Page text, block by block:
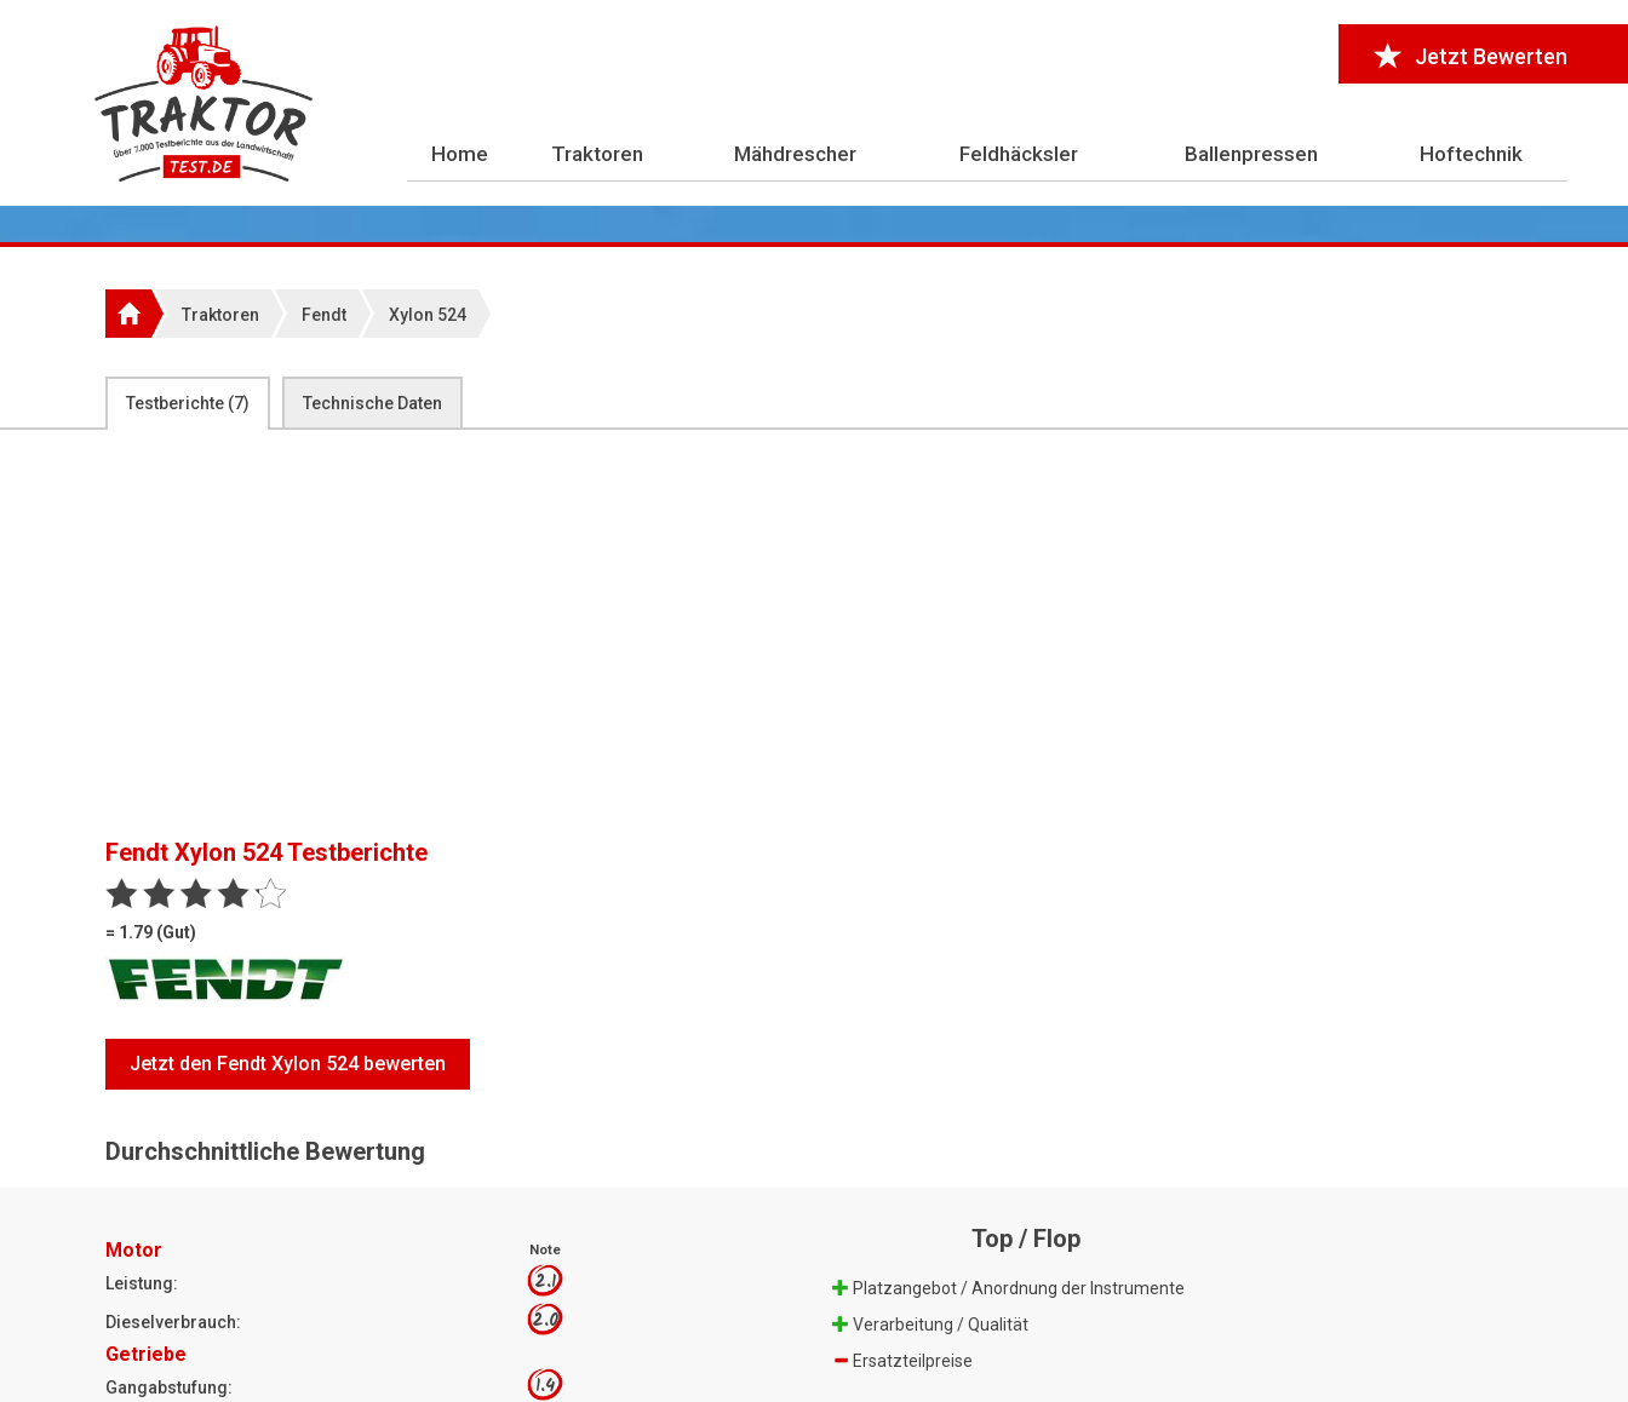
Jetzt Bewerten
Home Traktoren Mähdrescher Feldhäcksler Ballenpressen Hoftechnik
Traktoren Fendt Xylon 524
Testberichte (7) Technische Daten
Fendt Xylon 524Testberichte
= 1.79 (Gut)
Jetzt den Fendt Xylon 524 bewerten
Durchschnittliche Bewertung
Motor Note
Leistung: 2.1
Dieselverbrauch: 2.0
Getriebe
Gangabstufung: 1.4
Top / Flop
Platzangebot / Anordnung der Instrumente
Verarbeitung / Qualität
Ersatzteilpreise